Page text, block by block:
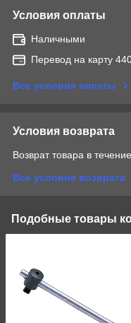
Условия оплаты
Наличными
Перевод на карту
Все условия оплаты
Условия возврата
Возврат товара в
Все условия возврата
Подобные товары